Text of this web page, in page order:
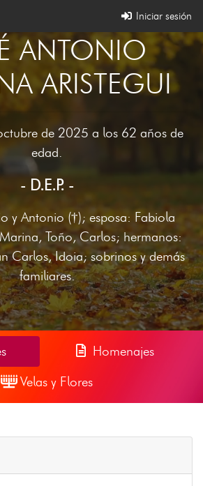
Iniciar sesión
ANTONIO
ARISTEGUI
de 2025 a los 62 años de
edad.
- D.E.P. -
y Antonio (†); esposa: Fabiola
Toño, Carlos; hermanos:
Carlos, Idoia; sobrinos y demás
familiares.
Homenajes
Velas y Flores